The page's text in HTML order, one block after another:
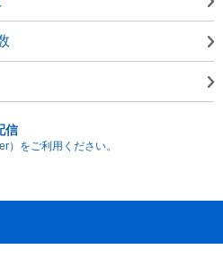
信
）をご利用ください。